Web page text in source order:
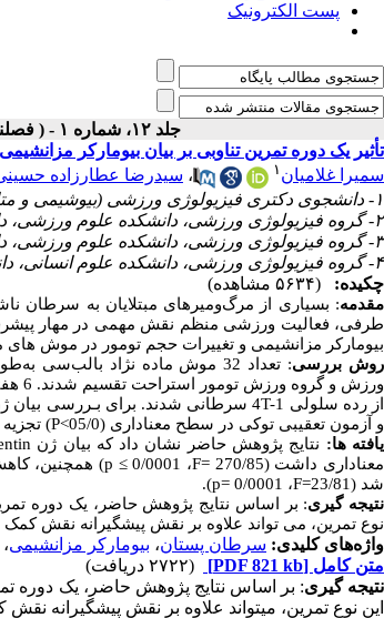
پست الکترونیک
جلد ۱۲، شماره ۱ - ( فصلنامه علمی - پژوهشی بيماري‌هاي پستان ايران ۱۳۹۸ )
تأثیر یک دوره تمرین تناوبی بر بیان بیومارکر مزانشیمی Vimentin و حجم تومور در موش‌های مبتلا به سرطان پستان
سمیرا غلامیان ۱ ، سیدرضا عطارزاده
۱- ‌دانشجوی دکتری فیزیولوژی ورزشی (بیوشیمی و متابولیسم)، دانشکده علوم ورزشی، دانشگاه فردوسی مشهد، مشهد، ایران
۲- گروه فیزیولوژی ورزشی، دانشکده علوم ورزشی، دانشگاه فردوسی مشهد، مشهد، ایران ،
۳- گروه فیزیولوژی ورزشی، دانشکده علوم ورزشی، دانشگاه فردوسی مشهد، مشهد، ایران
۴- گروه فیزیولوژی ورزشی، دانشکده علوم انسانی، دانشگاه تربیت مدرس، تهران، ایران
چکیده:
(۵۶۳۴ مشاهده)
مقدمه: بسیاری از مرگ‌ومیرهای مبتلایان به سرطان
طرفی، فعالیت ورزشی منظم نقش مهمی در مهار
بیومارکر مزانشیمی و تغییرات حجم تومور در موش‏ های
روش بررسی
از رده سلولی 4T-1 سرطانی شدند. برای بـررسی بیان
و آزمون تعقیبی توکی در سطح معنا‏داری (05/0>
P
)
یافته‏ ها: نتایج پژوهش حاضر نشان داد که بیان ژن
معناداری داشت (
270/85
F=، 0/0001
p ≤
) همچنین،
شد (F=23/81، 0/0001
p=
).
نتیجه‏ گیری: بر اساس نتایج پژوهش حاضر، یک دوره
نوع تمرین، می‏ تواند علاوه بر نقش پیشگیرانه نقش
واژه‌های کلیدی: سرطان پستان، بیومارکر مزانشیمی،
متن کامل [PDF 821 kb]
(۲۷۲۲ دریافت)
نتیجه‏ گیری: بر اساس نتایج پژوهش حاضر، یک دوره
این نوع تمرین، می‏تواند علاوه بر نقش پیشگیرانه